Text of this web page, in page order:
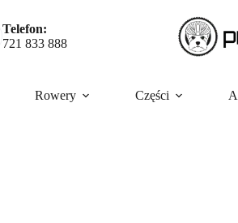
Telefon:
721 833 888
Rowery Części